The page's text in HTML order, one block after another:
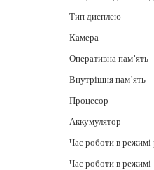
Тип дисплею
Камера
Оперативна пам’ять
Внутрішня пам’ять
Процесор
Аккумулятор
Час роботи в режимі
Час роботи в режимі